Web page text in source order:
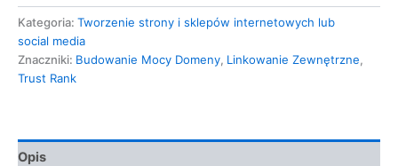
Kategoria: Tworzenie strony i sklepów internetowych lub
social media
Znaczniki: Budowanie Mocy Domeny, Linkowanie Zewnętrzne,
Trust Rank
Opis